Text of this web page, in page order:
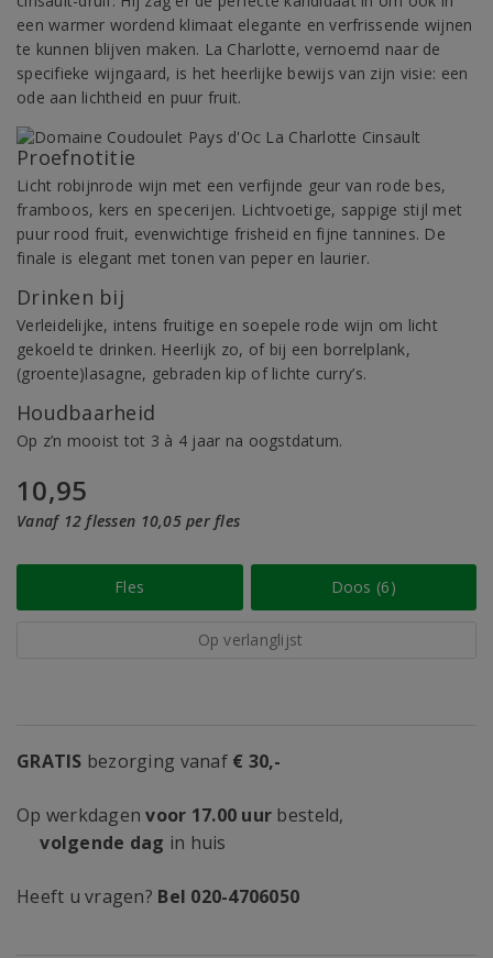
een warmer wordend klimaat elegante en verfrissende wijnen
te kunnen blijven maken. La Charlotte, vernoemd naar de
specifieke wijngaard, is het heerlijke bewijs van zijn visie: een
ode aan lichtheid en puur fruit.
Proefnotitie
Licht robijnrode wijn met een verfijnde geur van rode bes,
framboos, kers en specerijen. Lichtvoetige, sappige stijl met
puur rood fruit, evenwichtige frisheid en fijne tannines. De
finale is elegant met tonen van peper en laurier.
Drinken bij
Verleidelijke, intens fruitige en soepele rode wijn om licht
gekoeld te drinken. Heerlijk zo, of bij een borrelplank,
(groente)lasagne, gebraden kip of lichte curry’s.
Houdbaarheid
Op z’n mooist tot 3 à 4 jaar na oogstdatum.
10,95
Vanaf 12 flessen 10,05 per fles
Fles Doos (6)
Op verlanglijst
GRATIS bezorging vanaf € 30,-
Op werkdagenvoor 17.00 uur besteld,
volgende dag in huis
Heeft u vragen? Bel 020-4706050